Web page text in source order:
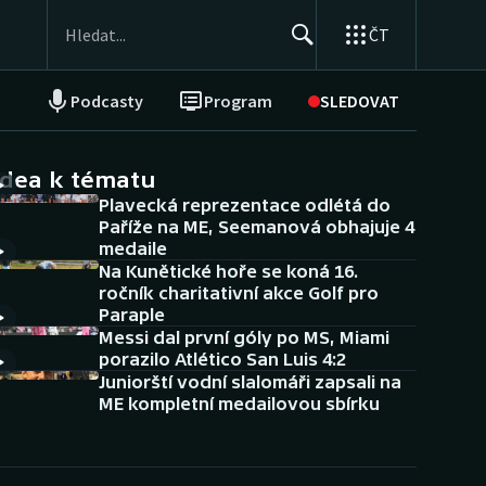
ČT
Podcasty Program SLEDOVAT
NEPŘEHLÉDNĚTE
Historické návraty
Aplikace ČT sport
AZ kvíz
k tématu
Plavecká reprezentace odlétá do
Paříže na ME, Seemanová obhajuje 4
medaile
Na Kunětické hoře se koná 16.
ročník charitativní akce Golf pro
Paraple
Messi dal první góly po MS, Miami
porazilo Atlético San Luis 4:2
Juniorští vodní slalomáři zapsali na
ME kompletní medailovou sbírku